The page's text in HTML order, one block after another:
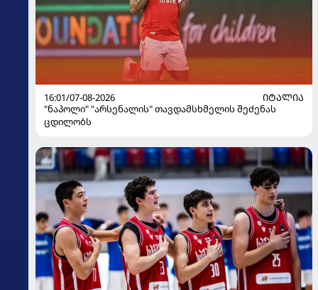
16:01/07-08-2026
ᲘᲢᲐᲚᲘᲐ
"ნაპოლი" "არსენალის" თავდამსხმელის შეძენას
ცდილობს